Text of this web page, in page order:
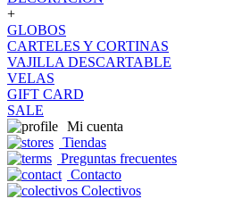
+
GLOBOS
CARTELES Y CORTINAS
VAJILLA DESCARTABLE
VELAS
GIFT CARD
SALE
Mi cuenta
Tiendas
Preguntas frecuentes
Contacto
Colectivos